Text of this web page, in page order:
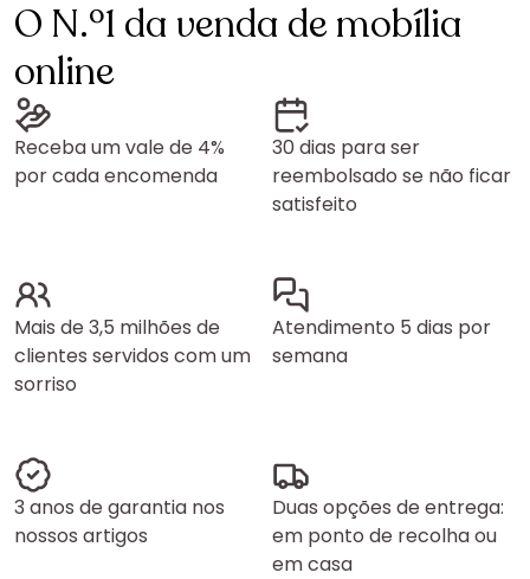
O N.º1 da venda de mobília
online
Receba um vale de 4%
por cada encomenda
30 dias para ser
reembolsado se não ficar
satisfeito
Mais de 3,5 milhões de
clientes servidos com um
sorriso
Atendimento 5 dias por
semana
3 anos de garantia nos
nossos artigos
Duas opções de entrega:
em ponto de recolha ou
em casa